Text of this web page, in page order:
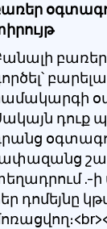
դուք
.-ի
դոմեյնը